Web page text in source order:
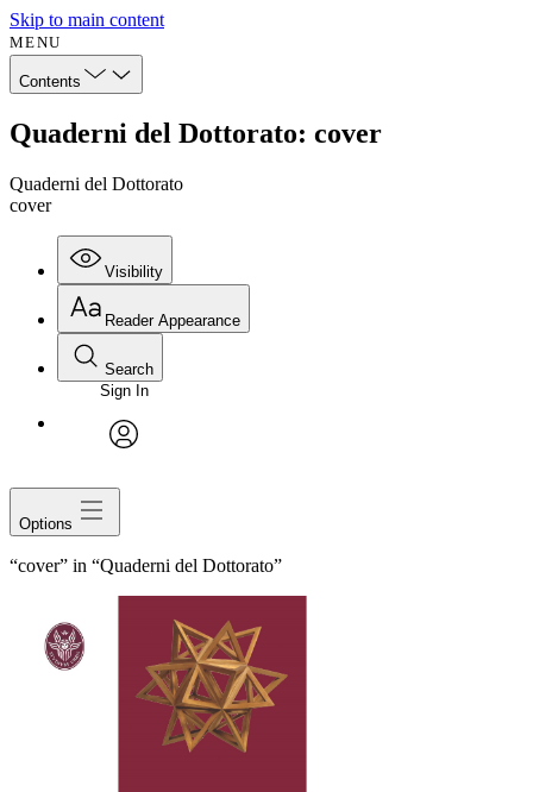
Skip to main content
MENU
Contents
Quaderni del Dottorato: cover
Quaderni del Dottorato
cover
Visibility
Reader Appearance
Search
Sign In
Options
“cover” in “Quaderni del Dottorato”